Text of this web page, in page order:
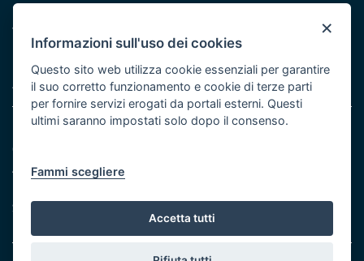
Protezione civile
Vai al sito di Protezione Civile Puglia
Iniziativa finanziata con risorse del POR Puglia 2014/2020 -
Asse XI
Note legali
Cookie e privacy
Atti di notifica
Servizi Intranet
×
Informazioni sull'uso dei cookies
Questo sito web utilizza cookie essenziali per garantire
il suo corretto funzionamento e cookie di terze parti
per fornire servizi erogati da portali esterni. Questi
ultimi saranno impostati solo dopo il consenso.
Fammi scegliere
Accetta tutti